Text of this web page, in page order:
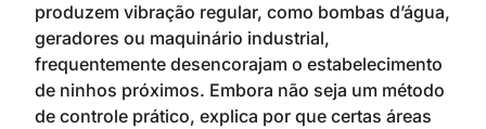
produzem vibração regular, como bombas d’água,
geradores ou maquinário industrial,
frequentemente desencorajam o estabelecimento
de ninhos próximos. Embora não seja um método
de controle prático, explica por que certas áreas